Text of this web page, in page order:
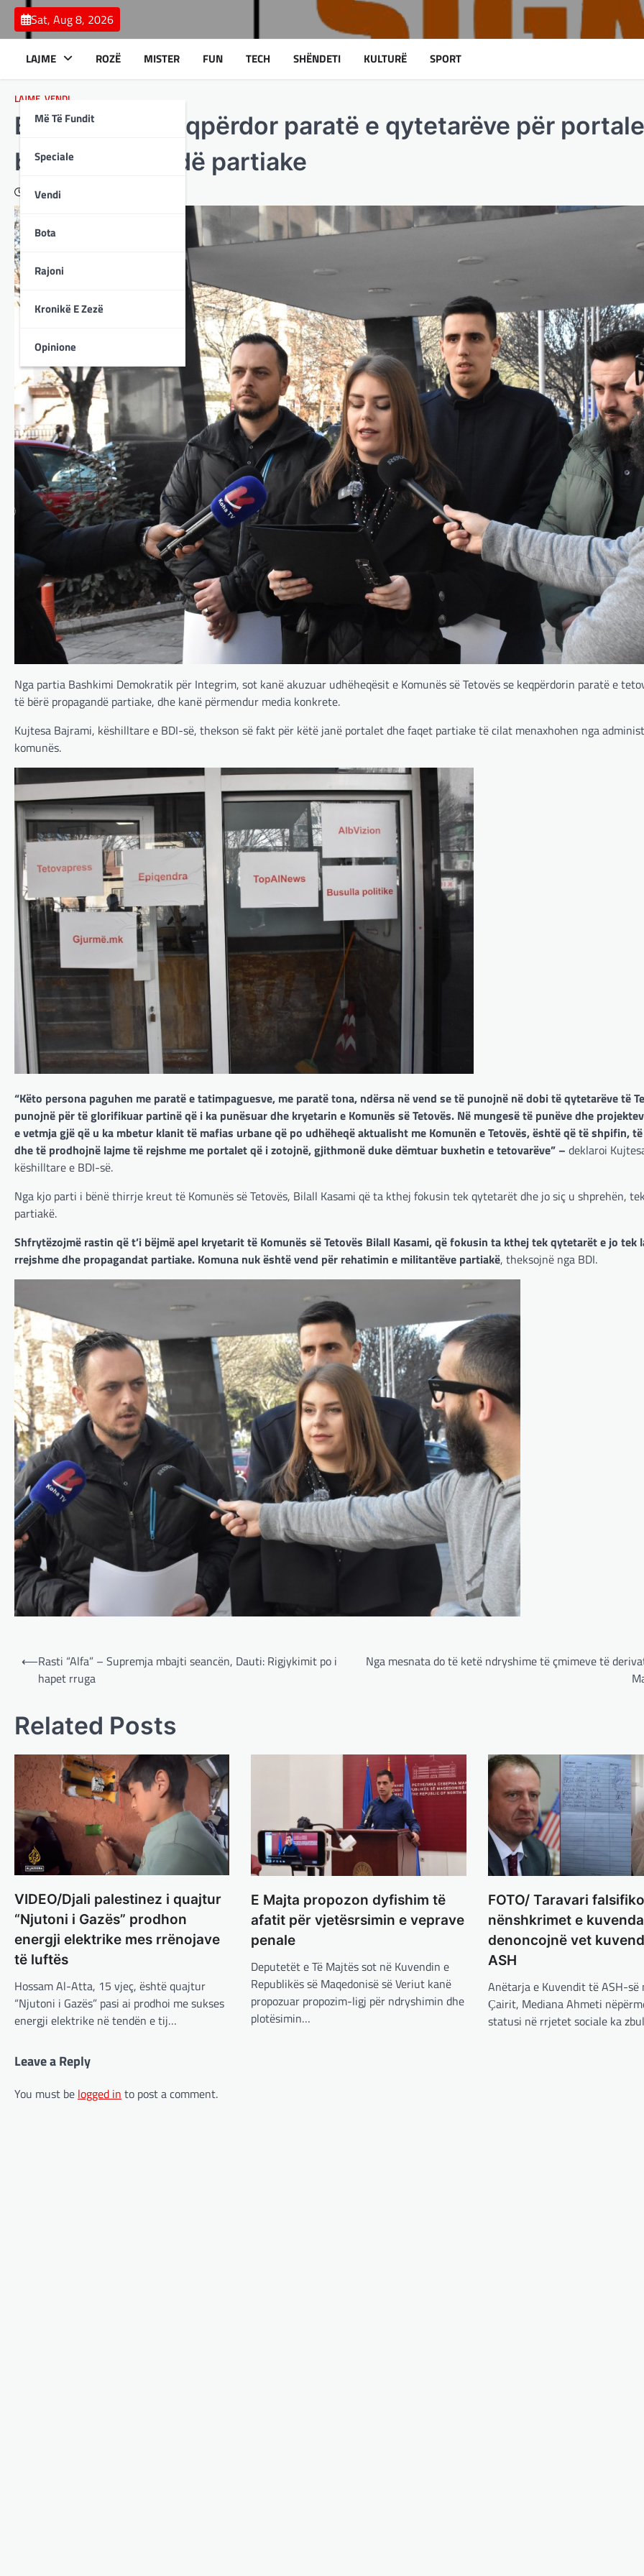
Skip
content
Sat, Aug 8, 2026
LAJME
Më Të Fundit
Speciale
Vendi
Bota
Rajoni
Kronikë E Zezë
Opinione
ROZË MISTER FUN TECH SHËNDETI KULTURË SPORT
LAJME VENDI
BDI: Kasami keqpërdor paratë e qytetarëve për
bën propagandë partiake
December 25, 2023
Nga partia Bashkimi Demokratik për Integrim, sot kanë akuzuar udhëheqësit e Komunës së Tetovës se keqpërdorin paratë e
të bërë propagandë partiake, dhe kanë përmendur media konkrete.
Kujtesa Bajrami, këshilltare e BDI-së, thekson së fakt për këtë janë portalet dhe faqet partiake të cilat menaxhohen nga
komunës.
“Këto persona paguhen me paratë e tatimpaguesve, me paratë tona, ndërsa në vend se të punojnë në dobi të qytetarëve të
punojnë për të glorifikuar partinë që i ka punësuar dhe kryetarin e Komunës së Tetovës. Në mungesë të punëve dhe
e vetmja gjë që u ka mbetur klanit të mafias urbane që po udhëheqë aktualisht me Komunën e Tetovës, është që të shpifin,
dhe të prodhojnë lajme të rejshme me portalet që i zotojnë, gjithmonë duke dëmtuar buxhetin e tetovarëve” – deklaroi
këshilltare e BDI-së.
Nga kjo parti i bënë thirrje kreut të Komunës së Tetovës, Bilall Kasami që ta kthej fokusin tek qytetarët dhe jo siç u shprehën,
partiakë.
Shfrytëzojmë rastin që t’i bëjmë apel kryetarit të Komunës së Tetovës Bilall Kasami, që fokusin ta kthej tek qytetarët e jo tek
rrejshme dhe propagandat partiake. Komuna nuk është vend për rehatimin e militantëve partiakë, theksojnë nga BDI.
Post
navigation
⟵Rasti “Alfa” – Supremja mbajti seancën, Dauti: Rigjykimit po i
hapet rruga
Nga mesnata do të ketë ndryshime të çmimeve të
Related Posts
VIDEO/Djali palestinez i quajtur
“Njutoni i Gazës” prodhon
energji elektrike mes rrënojave
të luftës
Hossam Al-Atta, 15 vjeç, është quajtur
“Njutoni i Gazës” pasi ai prodhoi me sukses
energji elektrike në tendën e tij…
E Majta propozon dyfishim të
afatit për vjetësrsimin e veprave
penale
Deputetët e Të Majtës sot në Kuvendin e
Republikës së Maqedonisë së Veriut kanë
propozuar propozim-ligj për ndryshimin dhe
plotësimin…
FOTO/ Taravari
nënshkrimet e
denoncojnë vet
ASH
Anëtarja e Kuvendit të ASH-së
Ҫairit, Mediana Ahmeti
statusi në rrjetet sociale ka
Leave a Reply
You must be logged in to post a comment.